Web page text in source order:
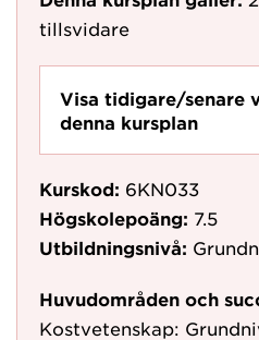
tillsvidare
Visa tidigare/senare
denna kursplan
Kurskod: 6KN033
Högskolepoäng: 7.5
Utbildningsnivå:
Huvudområden och
Kostvetenskap: